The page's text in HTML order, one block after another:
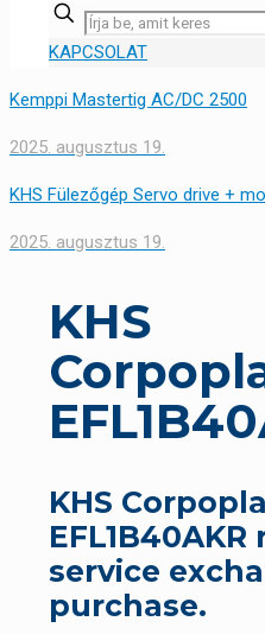
KAPCSOLAT
Kemppi Mastertig AC/DC 2500
2025. augusztus 19.
KHS Fülezőgép Servo drive +
2025. augusztus 19.
KHS
KHS
EFL1B40AKR
service
purchase.